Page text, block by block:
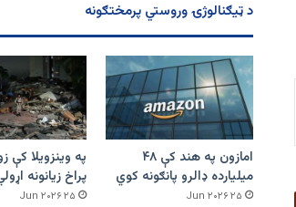
د ټیګنالوژۍ وروستي پرمختګونه
امازون په هند کې ۴۸
میلیارده ډالرو پانګونه کوي
۲۵ Jun ۲۰۲۶
په وینزویلا کې
پراخ زیانونه
۲۵ Jun ۲۰۲۶